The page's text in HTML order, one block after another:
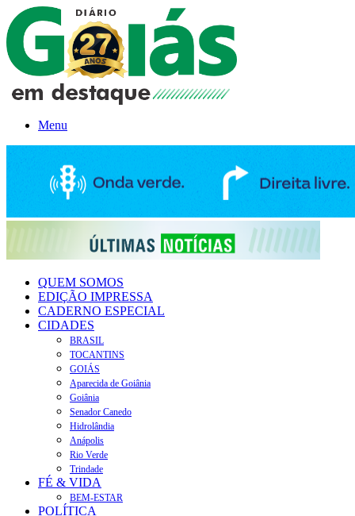
Menu
QUEM SOMOS
EDIÇÃO IMPRESSA
CADERNO ESPECIAL
CIDADES
BRASIL
TOCANTINS
GOIÁS
Aparecida de Goiânia
Goiânia
Senador Canedo
Hidrolândia
Anápolis
Rio Verde
Trindade
FÉ & VIDA
BEM-ESTAR
POLÍTICA